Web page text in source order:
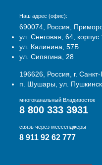
Наш адрес (офис):
690074, Россия,
ул. Снеговая, 64, корпус
ул. Калинина, 57Б
ул. Сипягина, 28
196626, Россия, г.
п. Шушары, ул.
многоканальный Владивосток
8 800 333 3931
связь через мессенджеры
8 911 92 62 777